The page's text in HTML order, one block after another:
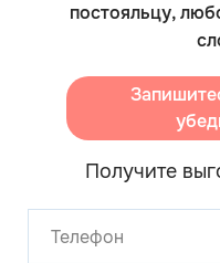
постояльцу,
Получите